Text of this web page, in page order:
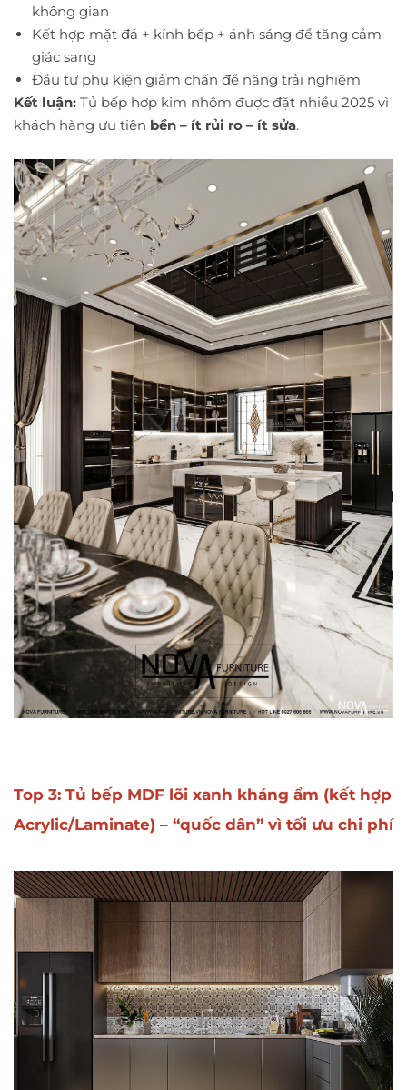
không gian
Kết hợp mặt đá + kính bếp + ánh sáng để tăng cảm
giác sang
Đầu tư phụ kiện giảm chấn để nâng trải nghiệm
Kết luận: Tủ bếp hợp kim nhôm được đặt nhiều 2025 vì
khách hàng ưu tiên bền – ít rủi ro – ít sửa.
Top 3: Tủ bếp MDF lõi xanh kháng ẩm (kết hợp
Acrylic/Laminate) – “quốc dân” vì tối ưu chi phí